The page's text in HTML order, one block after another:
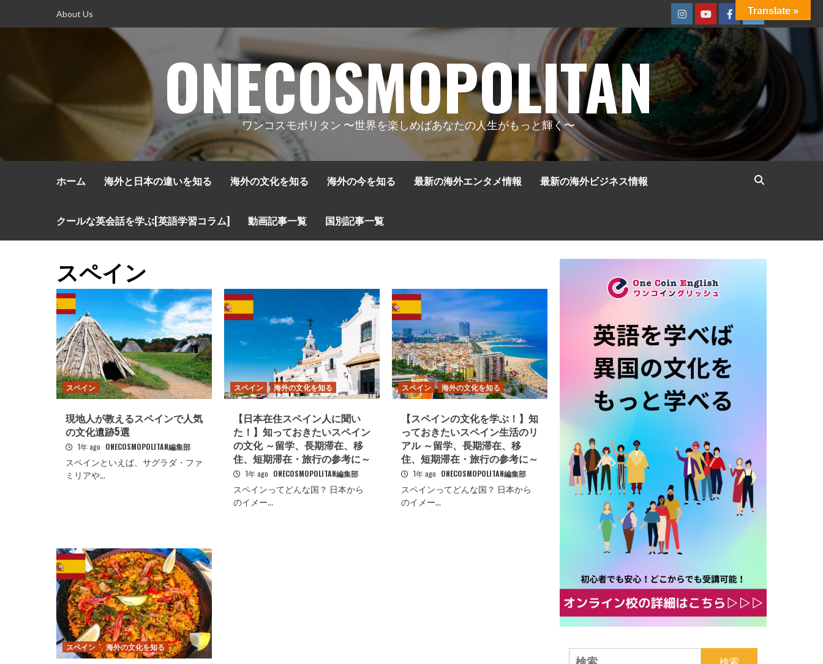
プ
About Us
InstagramYoutubeFacebook
Twitter
ONECOSMOPOLITAN
ワンコスモポリタン 〜世界を楽しめばあなたの人生がもっと輝く〜
ホーム 海外と日本の違いを知る 海外の文化を知る 海外の今を知る 最新の海外エンタメ情報 最新の海外ビジネス情報
クールな英会話を学ぶ[英語学習コラム] 動画記事一覧 国別記事一覧
スペイン
スペイン
現地人が教えるスペインで人気
の文化遺跡5選
1年 ago ONECOSMOPOLITAN編集部
スペインといえば、サグラダ・ファ
ミリアや...
スペイン 海外の文化を知る
【日本在住スペイン人に聞い
た！】知っておきたいスペイン
の文化 ～留学、長期滞在、移
住、短期滞在・旅行の参考に～
1年 ago ONECOSMOPOLITAN編集部
スペインってどんな国？ 日本から
のイメー...
スペイン 海外の文化を知る
【スペインの文化を学ぶ！】知
っておきたいスペイン生活のリ
アル ～留学、長期滞在、移
住、短期滞在・旅行の参考に～
1年 ago ONECOSMOPOLITAN編集部
スペインってどんな国？ 日本から
のイメー...
スペイン 海外の文化を知る
検
Translate »